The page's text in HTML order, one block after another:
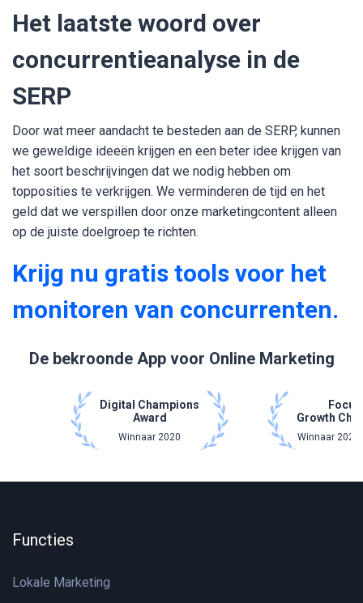
Het laatste woord over
concurrentieanalyse in de
SERP
Door wat meer aandacht te besteden aan de SERP, kunnen
we geweldige ideeën krijgen en een beter idee krijgen van
het soort beschrijvingen dat we nodig hebben om
topposities te verkrijgen. We verminderen de tijd en het
geld dat we verspillen door onze marketingcontent alleen
op de juiste doelgroep te richten.
Krijg nu gratis tools voor het
monitoren van concurrenten.
De bekroonde App voor Online Marketing
Digital Champions
Award
Winnaar 2020
Focus
Growth
Winnaar 2021
Functies
Lokale Marketing